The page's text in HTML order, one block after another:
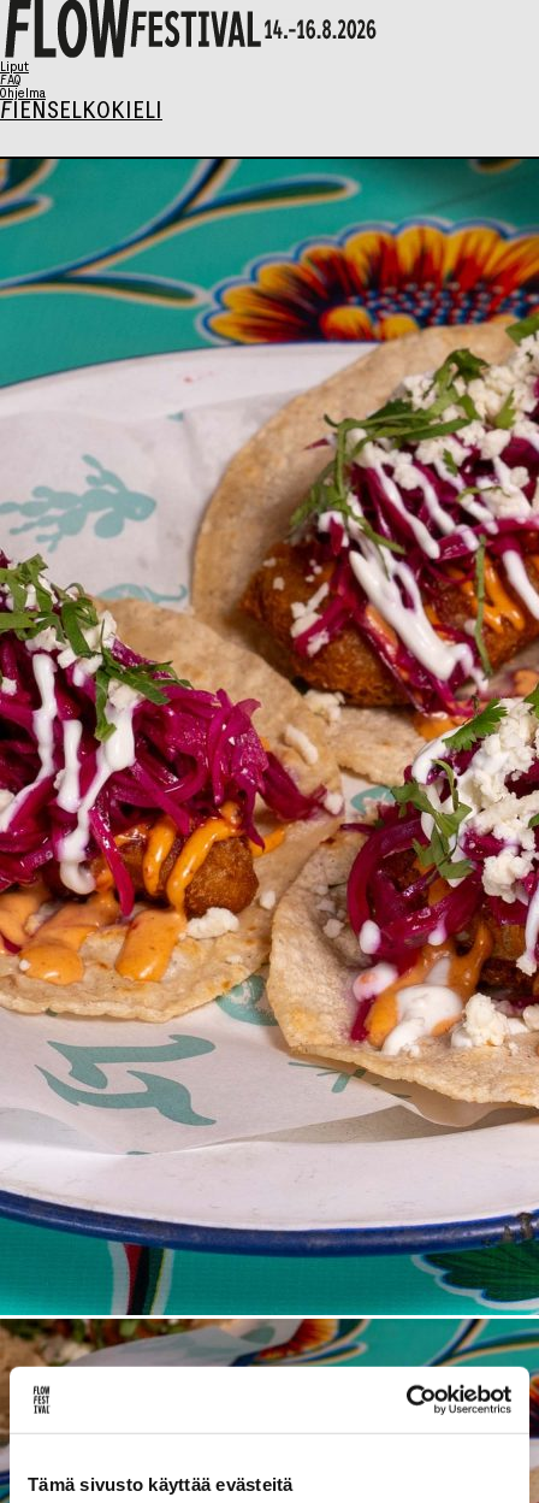
Tämä sivusto käyttää evästeitä
Liput
FAQ
Ohjelma
FI ENSELKOKIELI
Ohjelma
Musiikki
Talks
Taide
Perhesunnuntai
AIKATAULU
Syö & Juo
Kävijäinfo
Info / FAQ
Esteettömyys
Rannekkeenvaihto
Kartta & festivaalialue
Saapuminen
Helsinki-opas
Flow Festival App
Nordea Platinum Area
Private Bazaar
Kumppaniaktivoinnit
Flow Festival
Meistä
Sustainable Flow
Yhteystiedot
Kumppanit
Media
Historia
Uutiset
Uutiskirje
[SPOTIFY][YOUTUBE]